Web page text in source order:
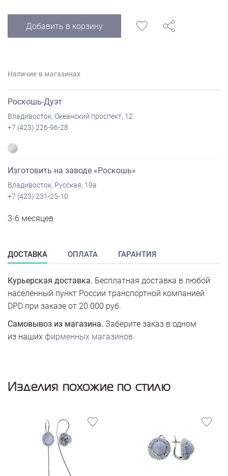
Добавить в корзину
Наличие в магазинах
Роскошь-Дуэт
Владивосток, Океанский проспект, 12
+7 (423) 226-96-28
Изготовить на заводе «Роскошь»
Владивосток, Русская, 19а
+7 (423) 231-25-10
3-6 месяцев
ДОСТАВКА ОПЛАТА ГАРАНТИЯ
Курьерская доставка. Бесплатная доставка в любой
населённый пункт России транспортной компанией
DPD при заказе от 20 000 руб.
Самовывоз из магазина. Заберите заказ в одном
из наших фирменных магазинов.
Изделия похожие по стилю